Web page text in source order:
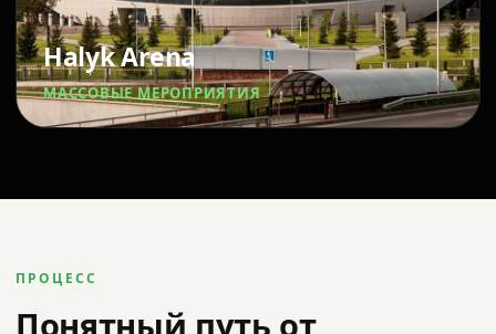
Halyk Arena
МАССОВЫЕ МЕРОПРИЯТИЯ
ПРОЦЕСС
Понятный путь от